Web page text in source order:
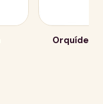
Orquídea